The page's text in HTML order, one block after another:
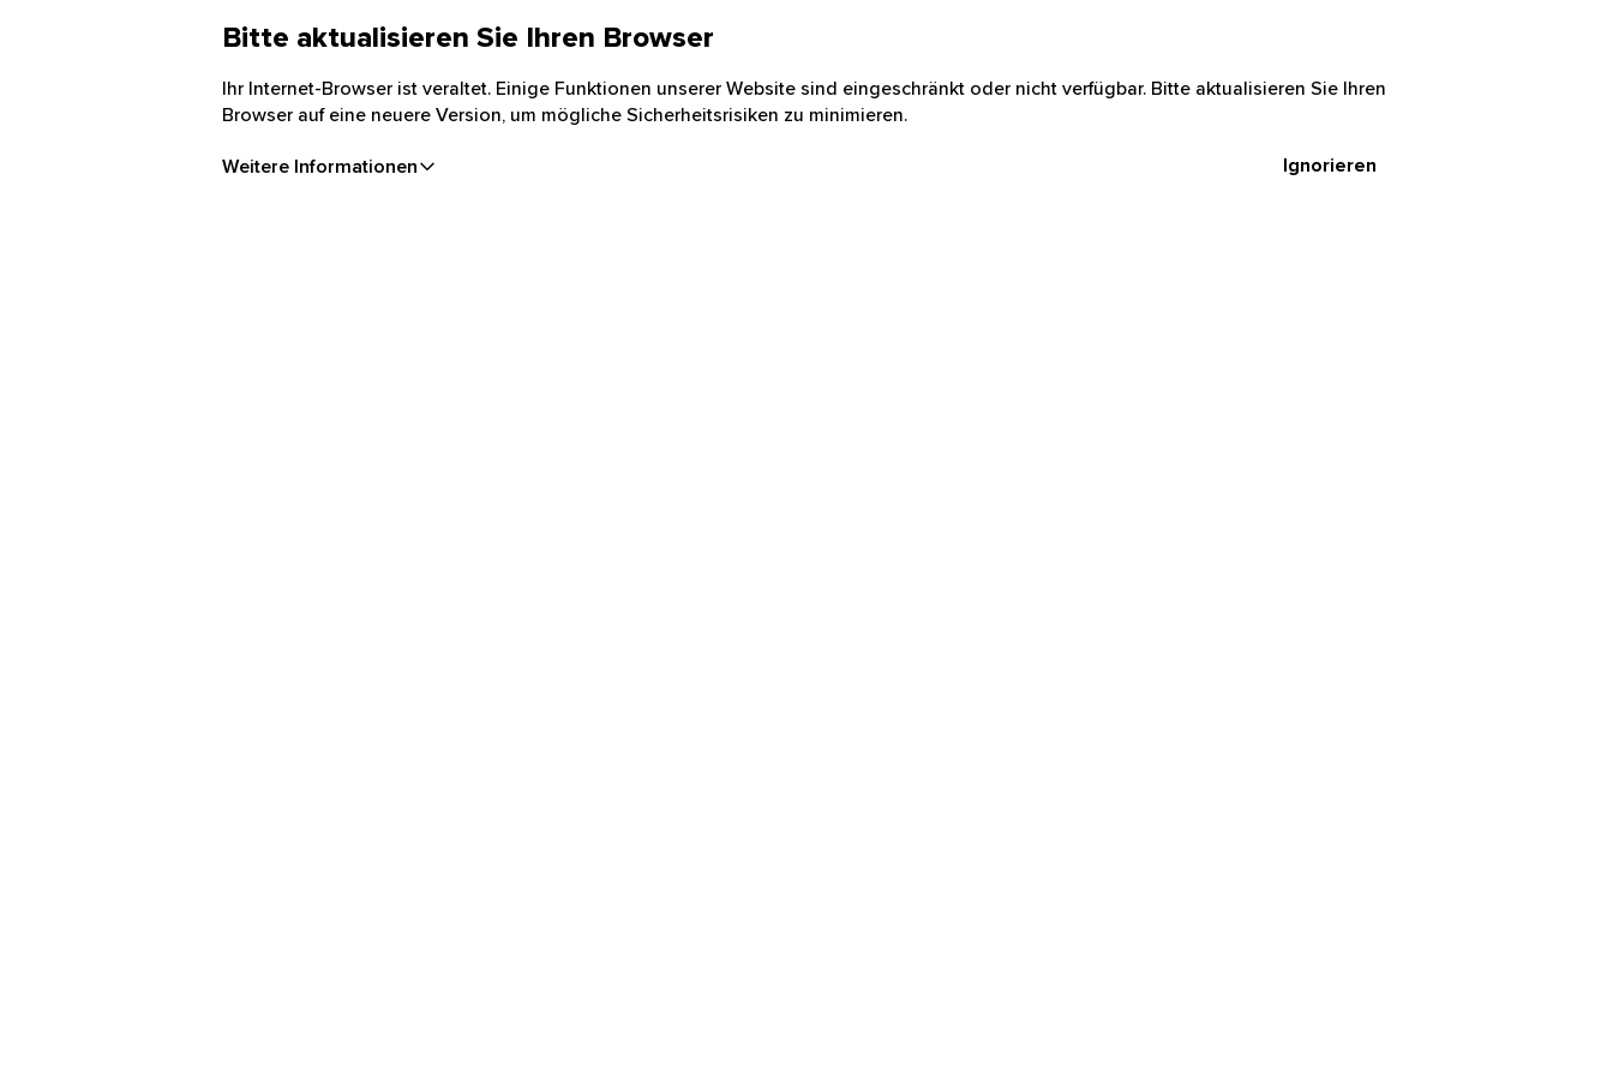
Bitte aktualisieren Sie Ihren Browser
Ihr Internet-Browser ist veraltet. Einige Funktionen unserer Website sind eingeschränkt oder nicht verfügbar. Bitte aktualisieren Sie Ihren
Browser auf eine neuere Version, um mögliche Sicherheitsrisiken zu minimieren.
Weitere Informationen Ignorieren